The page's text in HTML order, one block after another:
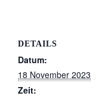
DETAILS
Datum:
18 November 2023
Zeit: